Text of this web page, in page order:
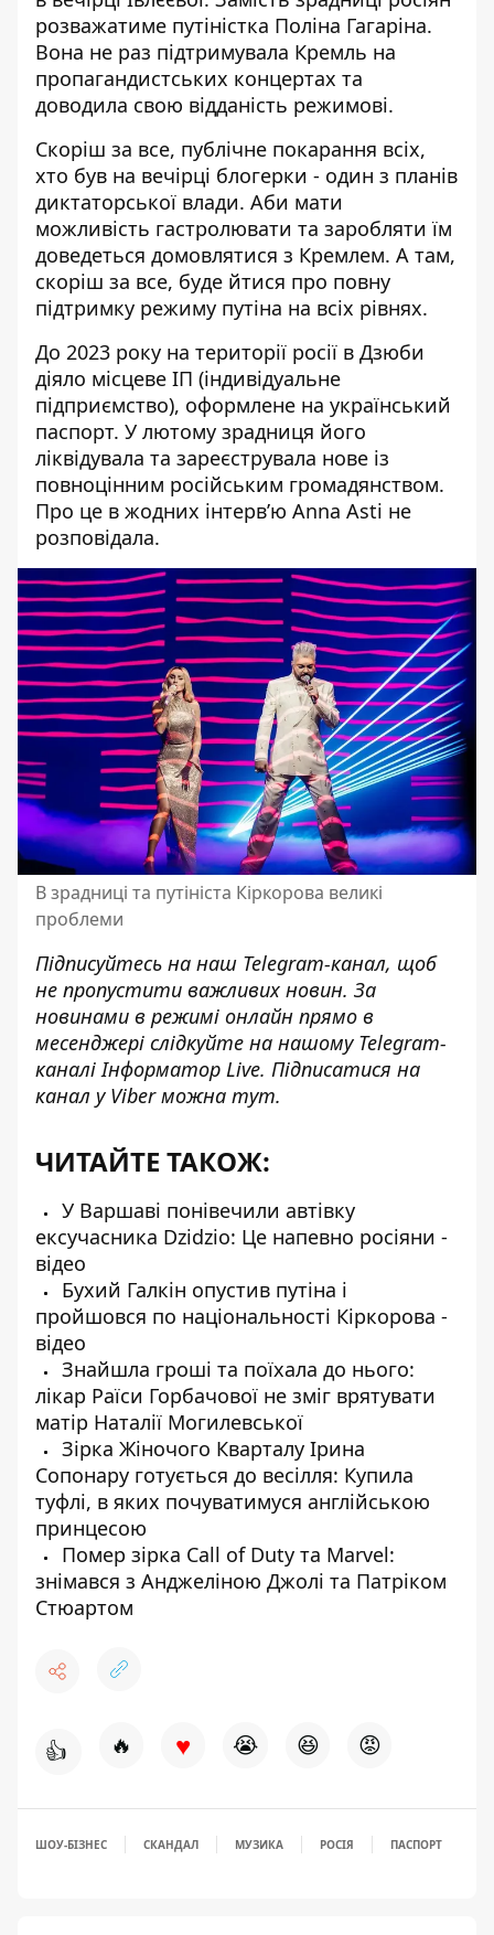
розважатиме путіністка Поліна Гагаріна.
Вона не раз підтримувала Кремль на
пропагандистських концертах та
доводила свою відданість режимові.
Скоріш за все, публічне покарання всіх,
хто був на вечірці блогерки - один з планів
диктаторської влади. Аби мати
можливість гастролювати та заробляти їм
доведеться домовлятися з Кремлем. А там,
скоріш за все, буде йтися про повну
підтримку режиму путіна на всіх рівнях.
До 2023 року на території росії в Дзюби
діяло місцеве ІП (індивідуальне
підприємство), оформлене на український
паспорт. У лютому зрадниця його
ліквідувала та зареєструвала нове із
повноцінним російським громадянством.
Про це в жодних інтерв’ю Anna Asti не
розповідала.
В зрадниці та путініста Кіркорова великі
проблеми
Підписуйтесь на наш Telegram-канал, щоб
не пропустити важливих новин. За
новинами в режимі онлайн прямо в
месенджері слідкуйте на нашому Telegram-
каналіІнформатор Live. Підписатися на
канал у Viber можна тут.
ЧИТАЙТЕ ТАКОЖ:
У Варшаві понівечили автівку
ексучасника Dzidzio: Це напевно росіяни -
відео
Бухий Галкін опустив путіна і
пройшовся по національності Кіркорова -
відео
Знайшла гроші та поїхала до нього:
лікар Раїси Горбачової не зміг врятувати
матір Наталії Могилевської
Зірка Жіночого Кварталу Ірина
Сопонару готується до весілля: Купила
туфлі, в яких почуватимуся англійською
принцесою
Помер зірка Call of Duty та Marvel:
знімався з Анджеліною Джолі та Патріком
Стюартом
👍 🔥 ♥ 😭 😆 😡
ШОУ-БІЗНЕС СКАНДАЛ МУЗИКА РОСІЯ ПАСПОРТ